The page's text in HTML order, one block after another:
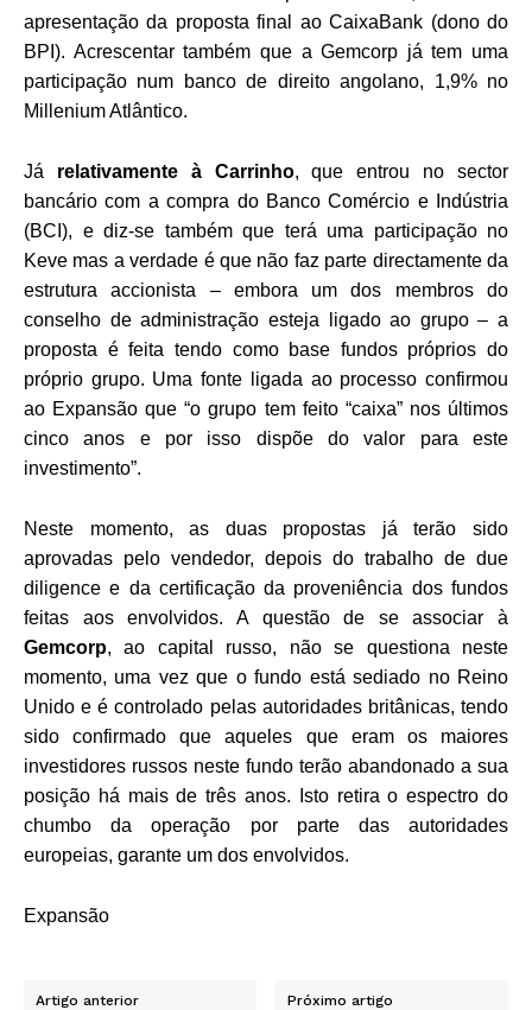
apresentação da proposta final ao CaixaBank (dono do
BPI). Acrescentar também que a Gemcorp já tem uma
participação num banco de direito angolano, 1,9% no
Millenium Atlântico.
Já relativamente à Carrinho, que entrou no sector
bancário com a compra do Banco Comércio e Indústria
(BCI), e diz-se também que terá uma participação no
Keve mas a verdade é que não faz parte directamente da
estrutura accionista – embora um dos membros do
conselho de administração esteja ligado ao grupo – a
proposta é feita tendo como base fundos próprios do
próprio grupo. Uma fonte ligada ao processo confirmou
ao Expansão que “o grupo tem feito “caixa” nos últimos
cinco anos e por isso dispõe do valor para este
investimento”.
Neste momento, as duas propostas já terão sido
aprovadas pelo vendedor, depois do trabalho de due
diligence e da certificação da proveniência dos fundos
feitas aos envolvidos. A questão de se associar à
Gemcorp, ao capital russo, não se questiona neste
momento, uma vez que o fundo está sediado no Reino
Unido e é controlado pelas autoridades britânicas, tendo
sido confirmado que aqueles que eram os maiores
investidores russos neste fundo terão abandonado a sua
posição há mais de três anos. Isto retira o espectro do
chumbo da operação por parte das autoridades
europeias, garante um dos envolvidos.
Expansão
Artigo anterior Próximo artigo